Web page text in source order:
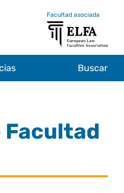
Facultad asociada
Buscar
Facultad